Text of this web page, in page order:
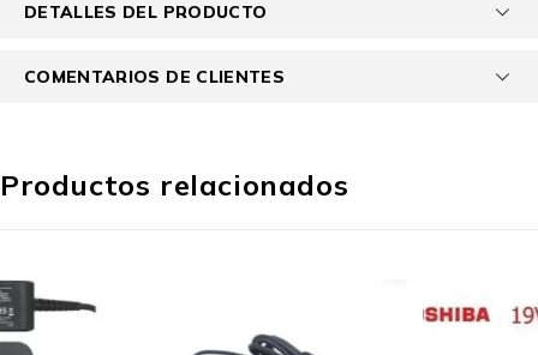
DETALLES DEL PRODUCTO
COMENTARIOS DE CLIENTES
Productos relacionados